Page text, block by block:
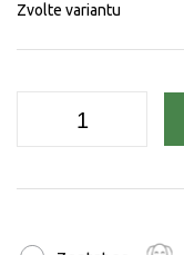
Zvolte variantu